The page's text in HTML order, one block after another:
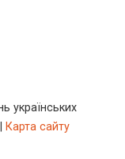
українських
Карта сайту